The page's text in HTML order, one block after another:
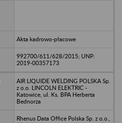
Akta kadrowo-płacowe
992700/611/628/2015; UNP:
2019-00357173
AIR LIQUIDE WELDING POLSKA Sp.
z o.o. LINCOLN ELEKTRIC -
Katowice, ul. Ks. BPA Herberta
Bednorza
Rhenus Data Office Polska Sp. z o.o.,